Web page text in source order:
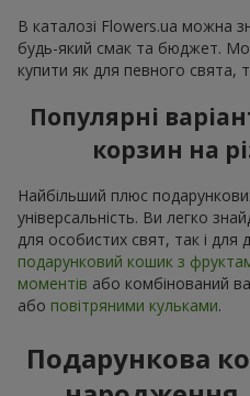
В каталозі Flowers.ua можна
будь-який смак та бюджет.
купити як для певного свята,
Популярні
корзин на
Найбільший плюс
універсальність. Ви легко
для особистих свят, так і для
подарунковий кошик з
моментів або комбінований
або повітряними кульками.
Подарункова